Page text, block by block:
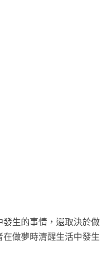
生的事情，還取決於做
做夢時清醒生活中發生